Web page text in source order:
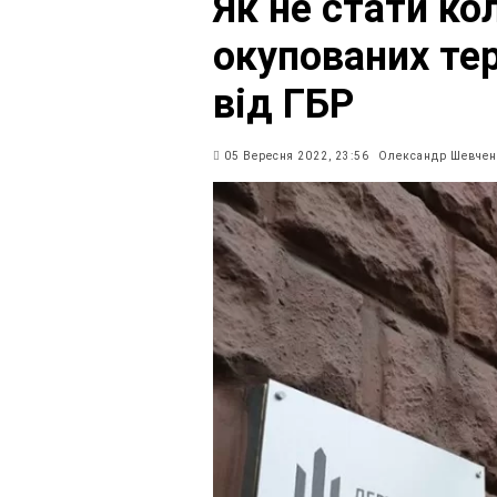
окупованих
від ГБР
05 Вересня 2022, 23:56 Олександр